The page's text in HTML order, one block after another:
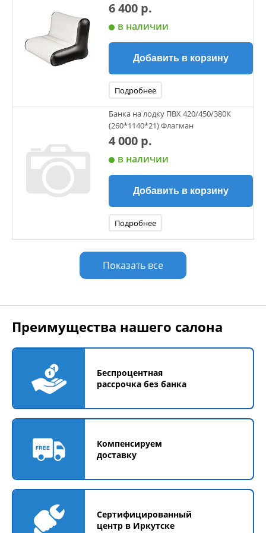
6 400 р.
в наличии
Добавить в корзину
Подробнее
Банка на лодку ПВХ 420/450/380К
(260*1140*21) Флагман
4 000 р.
в наличии
Добавить в корзину
Подробнее
Показать все
Преимущества нашего салона
Беспроцентная
рассрочка без банка
Компенсируем
доставку
Сертифицированный
центр в Иркутске